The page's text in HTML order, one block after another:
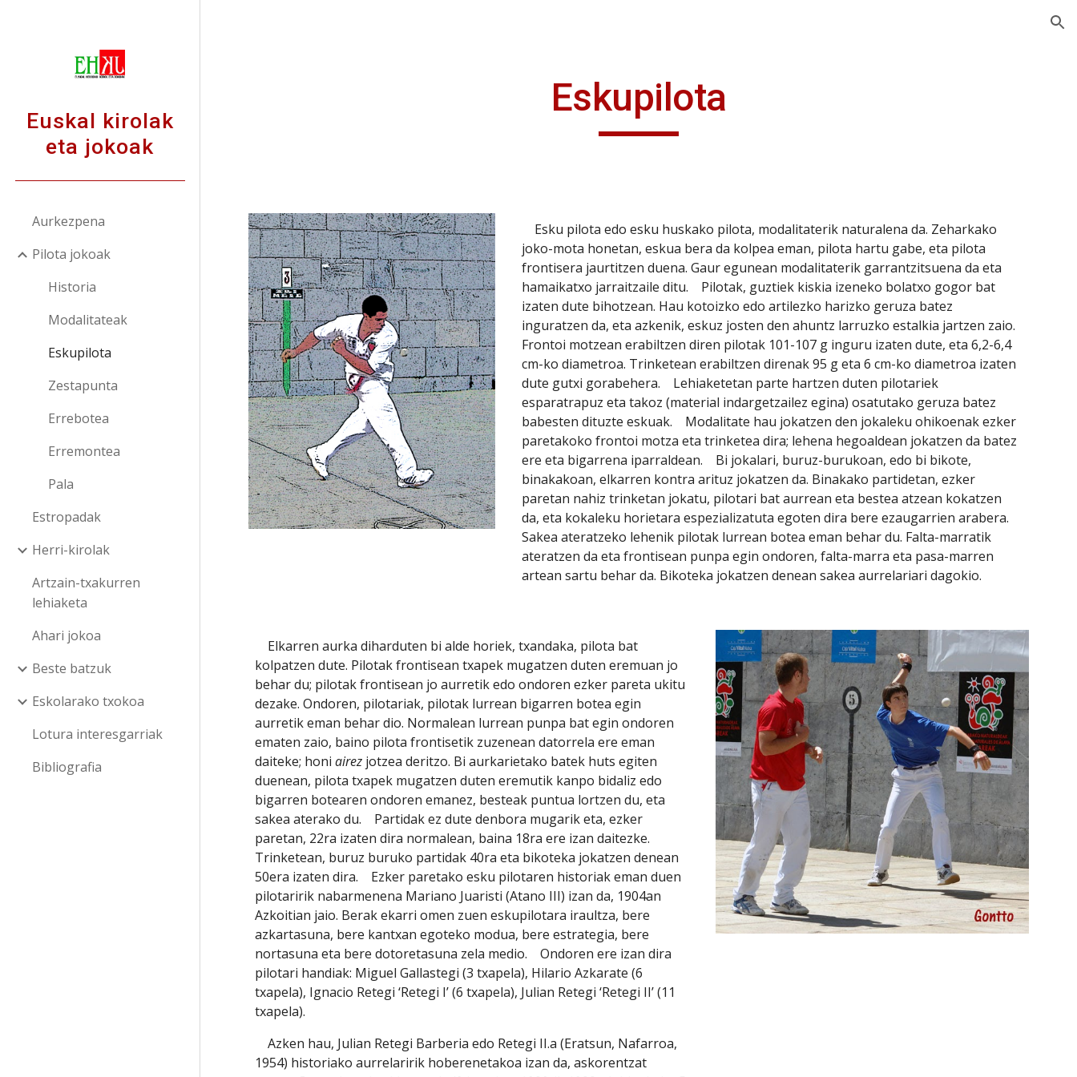
Euskal kirolak
eta jokoak
Aurkezpena
Pilota jokoak
Historia
Modalitateak
Eskupilota
Zestapunta
Errebotea
Erremontea
Pala
Estropadak
Herri-kirolak
Artzain-txakurren
lehiaketa
Ahari jokoa
Beste batzuk
Eskolarako txokoa
Lotura interesgarriak
Bibliografia
Eskupilota
joko-mota honetan, eskua bera da kolpea eman, pilota hartu gabe, eta pilota
frontisera jaurtitzen duena. Gaur egunean modalitaterik garrantzitsuena da eta
hamaikatxo jarraitzaile ditu.    Pilotak, guztiek kiskia izeneko bolatxo gogor bat
izaten dute bihotzean. Hau kotoizko edo artilezko harizko geruza batez
inguratzen da, eta azkenik, eskuz josten den ahuntz larruzko estalkia jartzen zaio.
Frontoi motzean erabiltzen diren pilotak 101-107 g inguru izaten dute, eta 6,2-6,4
cm-ko diametroa. Trinketean erabiltzen direnak 95 g eta 6 cm-ko diametroa izaten
dute gutxi gorabehera.    Lehiaketetan parte hartzen duten pilotariek
esparatrapuz eta takoz (material indargetzailez egina) osatutako geruza batez
babesten dituzte eskuak.    Modalitate hau jokatzen den jokaleku ohikoenak ezker
paretakoko frontoi motza eta trinketea dira; lehena hegoaldean jokatzen da batez
ere eta bigarrena iparraldean.    Bi jokalari, buruz-burukoan, edo bi bikote,
binakakoan, elkarren kontra arituz jokatzen da. Binakako partidetan, ezker
paretan nahiz trinketan jokatu, pilotari bat aurrean eta bestea atzean kokatzen
da, eta kokaleku horietara espezializatuta egoten dira bere ezaugarrien arabera.
Sakea ateratzeko lehenik pilotak lurrean botea eman behar du. Falta-marratik
ateratzen da eta frontisean punpa egin ondoren, falta-marra eta pasa-marren
artean sartu behar da. Bikoteka jokatzen denean sakea aurrelariari dagokio.
kolpatzen dute. Pilotak frontisean txapek mugatzen duten eremuan jo
behar du; pilotak frontisean jo aurretik edo ondoren ezker pareta ukitu
dezake. Ondoren, pilotariak, pilotak lurrean bigarren botea egin
aurretik eman behar dio. Normalean lurrean punpa bat egin ondoren
ematen zaio, baino pilota frontisetik zuzenean datorrela ere eman
daiteke; honi airez jotzea deritzo. Bi aurkarietako batek huts egiten
duenean, pilota txapek mugatzen duten eremutik kanpo bidaliz edo
bigarren botearen ondoren emanez, besteak puntua lortzen du, eta
sakea aterako du.    Partidak ez dute denbora mugarik eta, ezker
paretan, 22ra izaten dira normalean, baina 18ra ere izan daitezke.
Trinketean, buruz buruko partidak 40ra eta bikoteka jokatzen denean
50era izaten dira.    Ezker paretako esku pilotaren historiak eman duen
pilotaririk nabarmenena Mariano Juaristi (Atano III) izan da, 1904an
Azkoitian jaio. Berak ekarri omen zuen eskupilotara iraultza, bere
azkartasuna, bere kantxan egoteko modua, bere estrategia, bere
nortasuna eta bere dotoretasuna zela medio.    Ondoren ere izan dira
pilotari handiak: Miguel Gallastegi (3 txapela), Hilario Azkarate (6
txapela), Ignacio Retegi ‘Retegi I’ (6 txapela), Julian Retegi ‘Retegi II’ (11
txapela).
    Azken hau, Julian Retegi Barberia edo Retegi II.a (Eratsun, Nafarroa,
1954) historiako aurrelaririk hoberenetakoa izan da, askorentzat